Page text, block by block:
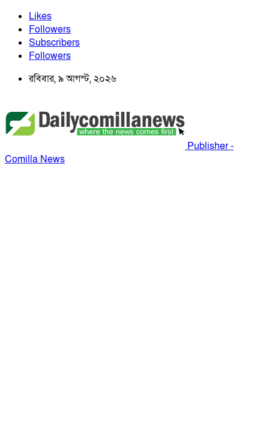
Likes
Followers
Subscribers
Followers
রবিবার, ৯ আগস্ট, ২০২৬
Publisher -
Comilla News